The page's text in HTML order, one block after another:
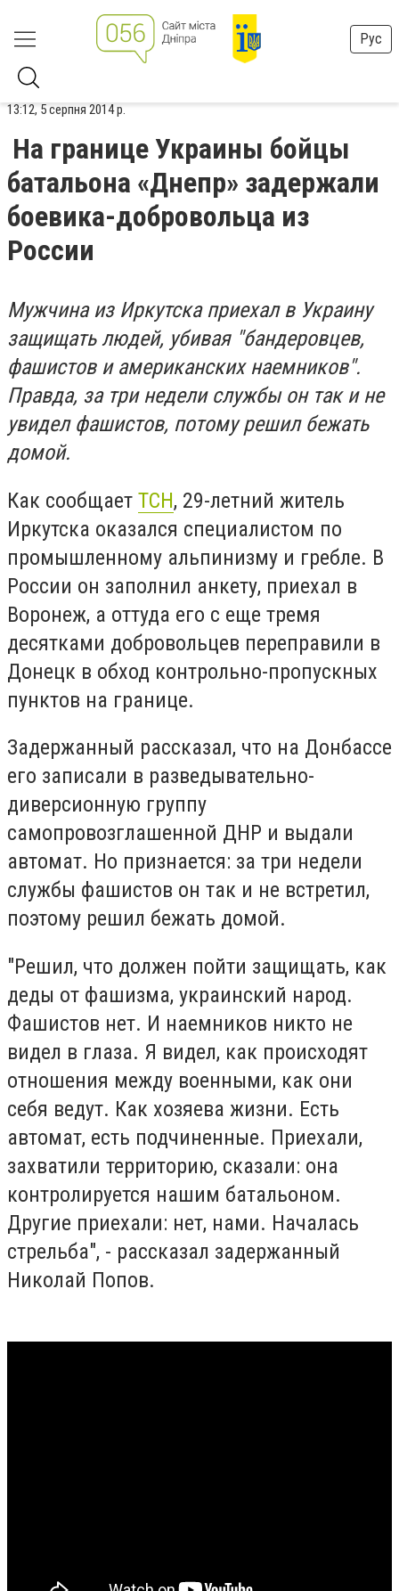
Рус
13:12, 5 серпня 2014 р.
На границе Украины бойцы
батальона «Днепр» задержали
боевика-добровольца из
России
Мужчина из Иркутска приехал в Украину
защищать людей, убивая "бандеровцев,
фашистов и американских наемников".
Правда, за три недели службы он так и не
увидел фашистов, потому решил бежать
домой.
Как сообщает ТСН, 29-летний житель
Иркутска оказался специалистом по
промышленному альпинизму и гребле. В
России он заполнил анкету, приехал в
Воронеж, а оттуда его с еще тремя
десятками добровольцев переправили в
Донецк в обход контрольно-пропускных
пунктов на границе.
Задержанный рассказал, что на Донбассе
его записали в разведывательно-
диверсионную группу
самопровозглашенной ДНР и выдали
автомат. Но признается: за три недели
службы фашистов он так и не встретил,
поэтому решил бежать домой.
"Решил, что должен пойти защищать, как
деды от фашизма, украинский народ.
Фашистов нет. И наемников никто не
видел в глаза. Я видел, как происходят
отношения между военными, как они
себя ведут. Как хозяева жизни. Есть
автомат, есть подчиненные. Приехали,
захватили территорию, сказали: она
контролируется нашим батальоном.
Другие приехали: нет, нами. Началась
стрельба", - рассказал задержанный
Николай Попов.